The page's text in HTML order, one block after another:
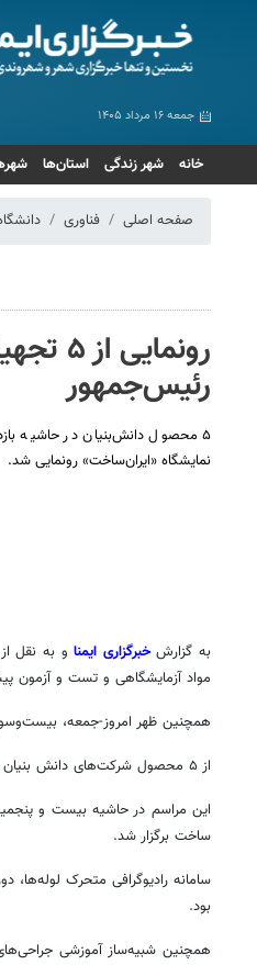
جمعه ۱۶ مرداد ۱۴۰۵
خانه شهر زندگی استان‌ها
صفحه اصلی فناوری
رئیس‌جمهور
۵ محصول دانش‌بنیان در حاشیه
نمایشگاه «ایران‌ساخت» رونمایی شد.
به گزارشخبرگزاری ایمناو به نقل از
مواد آزمایشگاهی و تست و آزمون
همچنین ظهر امروز-جمعه،
از ۵ محصول شرکت‌های دانش بنیان با حضور رئیس‌جمهور، معاون علمی و وزیر علوم رونمایی شد.
این مراسم در حاشیه بیست و
ساخت برگزار شد.
سامانه رادیوگرافی متحرک لوله‌ها،
بود.
همچنین شبیه‌ساز آموزشی